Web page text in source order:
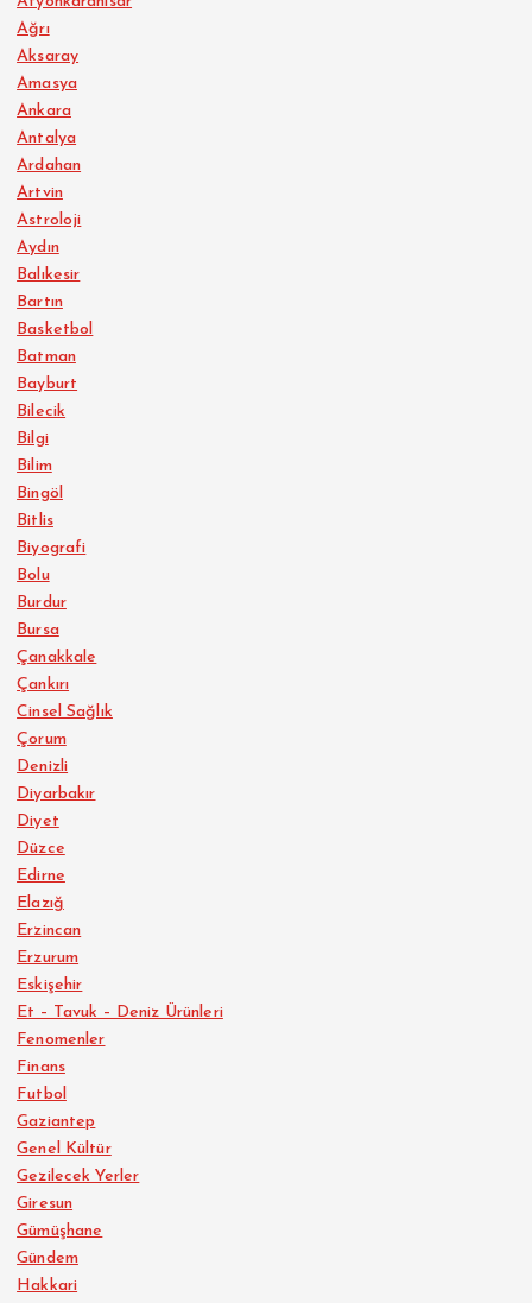
Ağrı
Aksaray
Amasya
Ankara
Antalya
Ardahan
Artvin
Astroloji
Aydın
Balıkesir
Bartın
Basketbol
Batman
Bayburt
Bilecik
Bilgi
Bilim
Bingöl
Bitlis
Biyografi
Bolu
Burdur
Bursa
Çanakkale
Çankırı
Cinsel Sağlık
Çorum
Denizli
Diyarbakır
Diyet
Düzce
Edirne
Elazığ
Erzincan
Erzurum
Eskişehir
Et – Tavuk – Deniz Ürünleri
Fenomenler
Finans
Futbol
Gaziantep
Genel Kültür
Gezilecek Yerler
Giresun
Gümüşhane
Gündem
Hakkari